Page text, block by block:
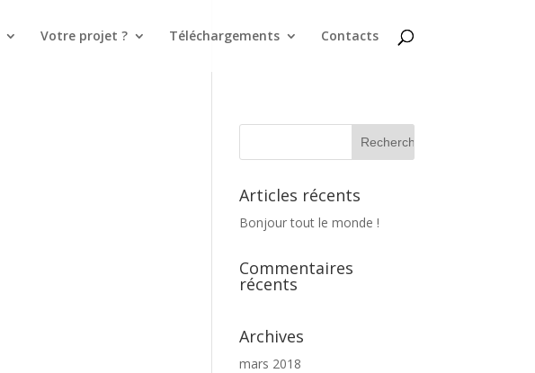
Votre projet ? Téléchargements Contacts
Articles récents
Bonjour tout le monde !
Commentaires
récents
Archives
mars 2018